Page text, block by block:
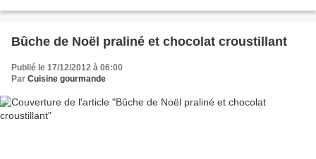
Bûche de Noël praliné et chocolat croustillant
Publié le 17/12/2012 à 06:00
Par Cuisine gourmande